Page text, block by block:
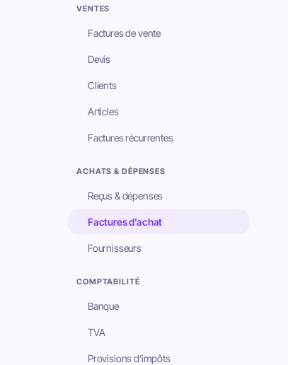
VENTES
Factures de vente
Devis
Clients
Articles
Factures récurrentes
ACHATS & DÉPENSES
Reçus & dépenses
Factures d’achat
Fournisseurs
COMPTABILITÉ
Banque
TVA
Provisions d’impôts